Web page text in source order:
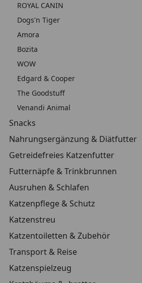
ROYAL CANIN
Dogs'n Tiger
Amora
Bozita
WOW
Edgard & Cooper
The Goodstuff
Venandi Animal
Snacks
Nahrungsergänzung & Diätfutter
Getreidefreies Katzenfutter
Futternäpfe & Trinkbrunnen
Ausruhen & Schlafen
Katzenpflege & Schutz
Katzenstreu
Katzentoiletten & Zubehör
Transport & Reise
Katzenspielzeug